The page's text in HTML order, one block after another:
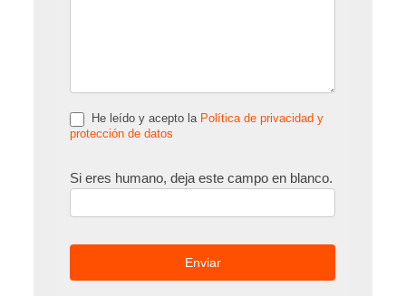
He leído y acepto la Política de privacidad y
protección de datos
Si eres humano, deja este campo en blanco.